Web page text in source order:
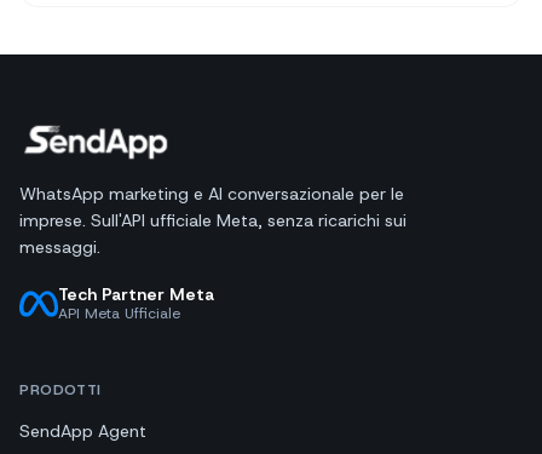
WhatsApp marketing e AI conversazionale per le
imprese. Sull'API ufficiale Meta, senza ricarichi sui
messaggi.
Tech Partner Meta
API Meta Ufficiale
PRODOTTI
SendApp Agent